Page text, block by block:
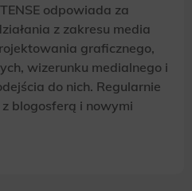
odpowiada za
z zakresu media
graficznego,
wizerunku medialnego i
do nich. Regularnie
blogosferą i nowymi